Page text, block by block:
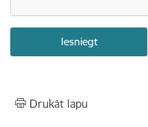
Drukāt lapu